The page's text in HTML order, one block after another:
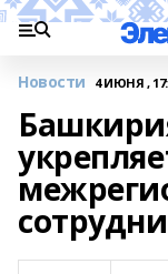
Новости 4 ИЮНЯ ,